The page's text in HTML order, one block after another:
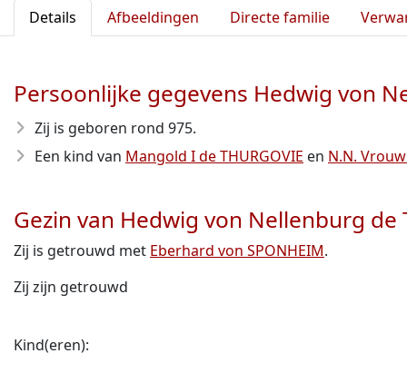
Details Afbeeldingen Directe familie
Persoonlijke gegevens Hedwig von
Zij is geboren rond 975.
Een kind van Mangold I de THURGOVIE en N.N.
Gezin van Hedwig von Nellenburg de
Zij is getrouwd met Eberhard von SPONHEIM.
Zij zijn getrouwd
Kind(eren):